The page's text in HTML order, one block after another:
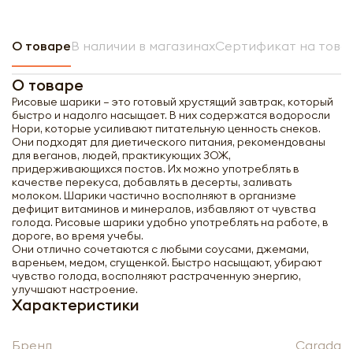
О товареВ наличии в магазинахСертификат на
О товаре
Рисовые шарики – это готовый хрустящий завтрак, который
быстро и надолго насыщает. В них содержатся водоросли
Нори, которые усиливают питательную ценность снеков.
Они подходят для диетического питания, рекомендованы
для веганов, людей, практикующих ЗОЖ,
придерживающихся постов. Их можно употреблять в
качестве перекуса, добавлять в десерты, заливать
молоком. Шарики частично восполняют в организме
дефицит витаминов и минералов, избавляют от чувства
голода. Рисовые шарики удобно употреблять на работе, в
дороге, во время учебы.
Они отлично сочетаются с любыми соусами, джемами,
вареньем, медом, сгущенкой. Быстро насыщают, убирают
чувство голода, восполняют растраченную энергию,
улучшают настроение.
Характеристики
Бренд Carada
Рисовые шарики со вкусом нори
Carada | Карада 90г